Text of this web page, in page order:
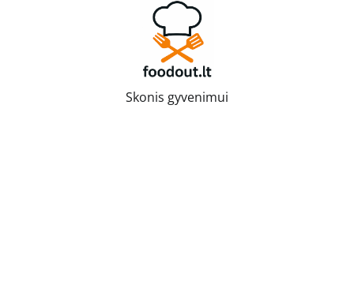
Skonis gyvenimui